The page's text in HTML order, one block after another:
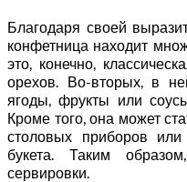
Благодаря своей
конфетница находит
это, конечно,
орехов. Во-вторых, в
ягоды, фрукты или
Кроме того, она может
столовых приборов
букета. Таким
сервировки.